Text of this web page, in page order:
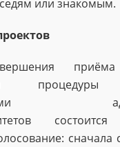
или знакомым.
процедуры
состоится
сначала